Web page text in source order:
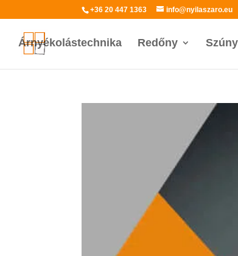
+36 20 447 1363 info@nyilaszaro.eu
Árnyékolástechnika Redőny